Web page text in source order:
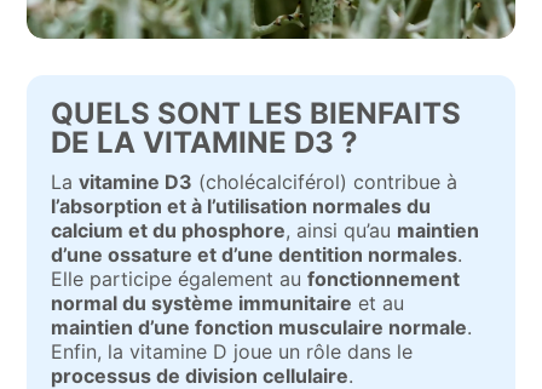
QUELS SONT LES BIENFAITS
DE LA VITAMINE D3 ?
Lavitamine D3 (cholécalciférol) contribue à
l’absorption et à l’utilisation normales du
calcium et du phosphore, ainsi qu’au maintien
d’une ossature et d’une dentition normales.
Elle participe également aufonctionnement
normal du système immunitaire et au
maintien d’une fonction musculaire normale.
Enfin, la vitamine D joue un rôle dans le
processus de division cellulaire.